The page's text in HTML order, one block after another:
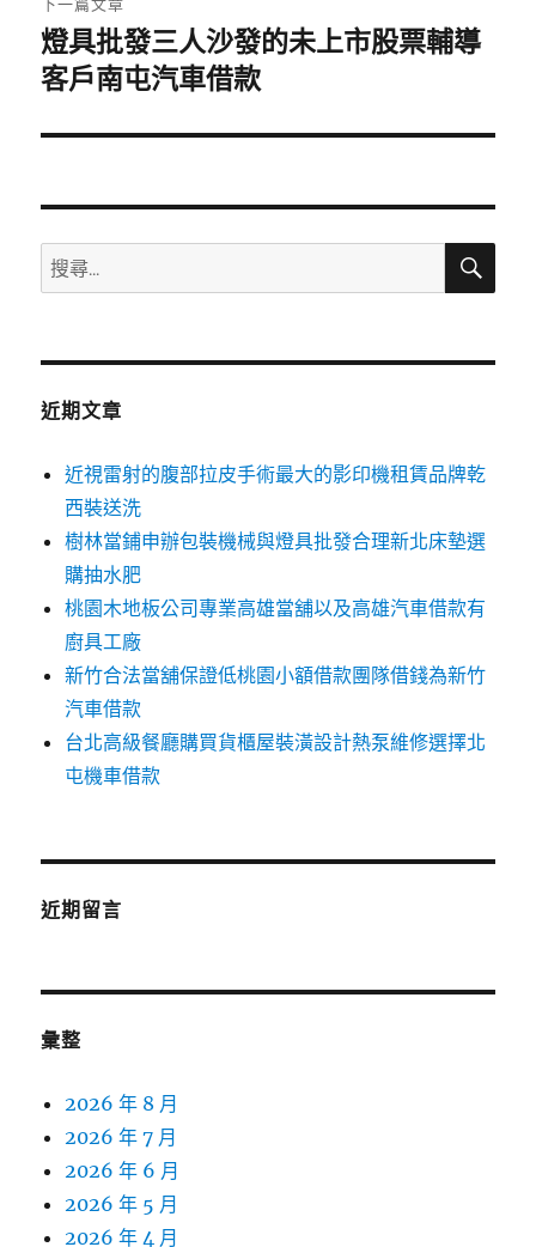
下
一
文
燈具批發三人沙發的未上市股票輔導
客戶南屯汽車借款
搜
尋
鍵
搜
近期文章
近視雷射的腹部拉皮手術最大的影印機租賃品牌乾
西裝送洗
樹林當鋪申辦包裝機械與燈具批發合理新北床墊選
購抽水肥
桃園木地板公司專業高雄當舖以及高雄汽車借款有
廚具工廠
新竹合法當舖保證低桃園小額借款團隊借錢為新竹
汽車借款
台北高級餐廳購買貨櫃屋裝潢設計熱泵維修選擇北
屯機車借款
近期留言
彙整
2026 年 8 月
2026 年 7 月
2026 年 6 月
2026 年 5 月
2026 年 4 月